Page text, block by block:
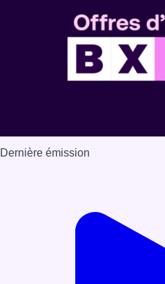
Dernière émission